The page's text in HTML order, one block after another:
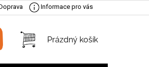
Informace pro vás
NÁKUPNÍ
Prázdný košík